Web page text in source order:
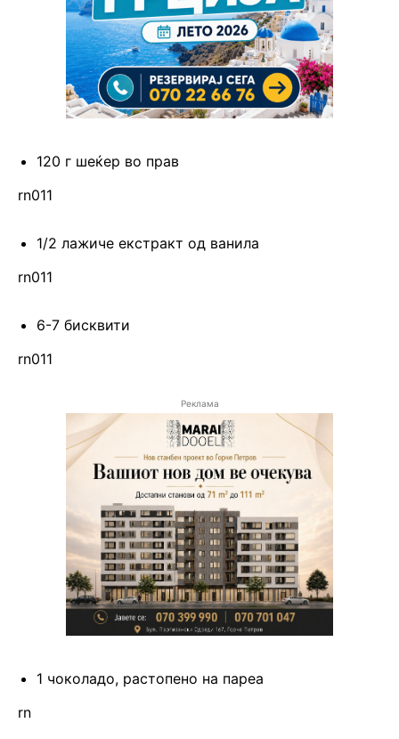
120 г шеќер во прав
rn011
1/2 лажиче екстракт од ванила
rn011
6-7 бисквити
rn011
Реклама
1 чоколадо, растопено на пареа
rn